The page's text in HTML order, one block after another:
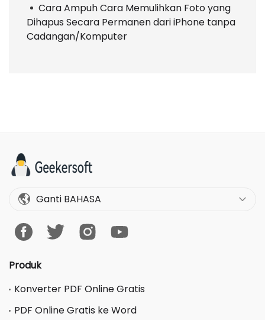
Cara Ampuh Cara Memulihkan Foto yang
Dihapus Secara Permanen dari iPhone tanpa
Cadangan/Komputer
Ganti BAHASA
Produk
Konverter PDF Online Gratis
PDF Online Gratis ke Word